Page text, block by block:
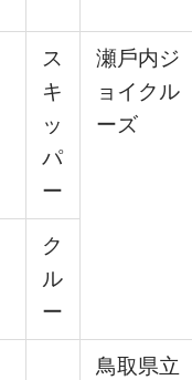
ス
キ
ッ
パ
ー
瀬⼾内ジ
ョイクル
ーズ
ク
ル
ー
⿃取県⽴